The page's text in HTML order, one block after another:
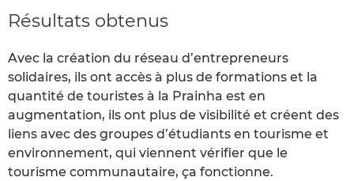
Résultats obtenus
Avec la création du réseau d’entrepreneurs
solidaires, ils ont accès à plus de formations et la
quantité de touristes à la Prainha est en
augmentation, ils ont plus de visibilité et créent des
liens avec des groupes d’étudiants en tourisme et
environnement, qui viennent vérifier que le
tourisme communautaire, ça fonctionne.